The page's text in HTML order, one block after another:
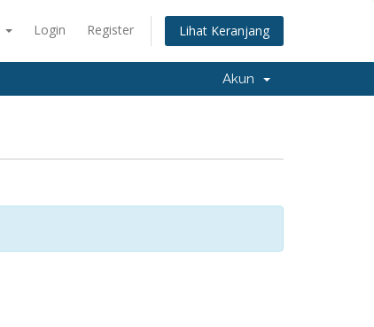
Login Register Lihat Keranjang
Akun